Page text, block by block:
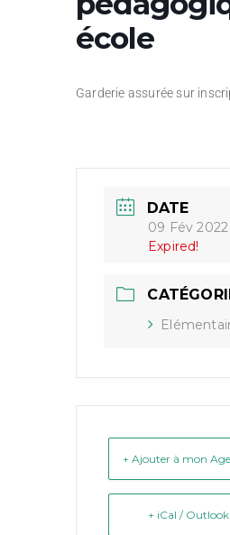
école
Garderie assurée sur
DATE
09 Fév 2022
Expired!
+ Ajouter à mon
+ iCal /